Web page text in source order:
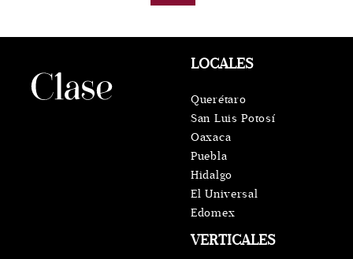
VERTICALES
LOCALES
Querétaro
San Luis Potosí
Oaxaca
Puebla
Hidalgo
El Universal
Edomex